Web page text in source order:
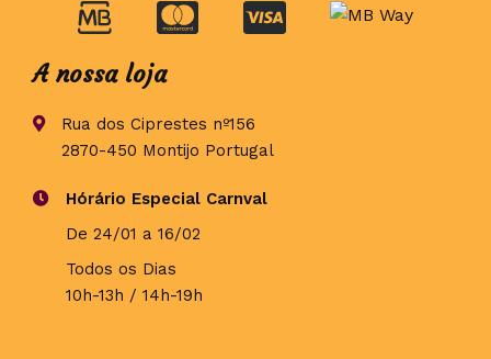
A nossa loja
Rua dos Ciprestes nº156
2870-450 Montijo Portugal
Hórário Especial Carnval
De 24/01 a 16/02
Todos os Dias
10h-13h / 14h-19h